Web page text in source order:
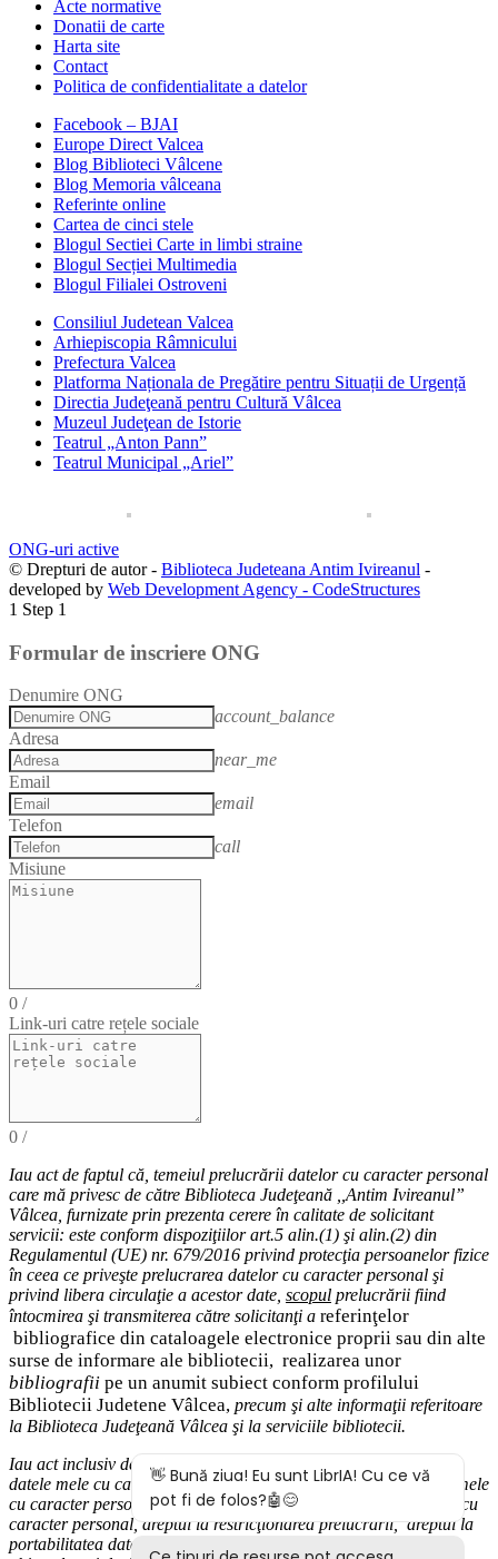
Acte normative
Donatii de carte
Harta site
Contact
Politica de confidentialitate a datelor
Facebook – BJAI
Europe Direct Valcea
Blog Biblioteci Vâlcene
Blog Memoria vâlceana
Referinte online
Cartea de cinci stele
Blogul Sectiei Carte in limbi straine
Blogul Secției Multimedia
Blogul Filialei Ostroveni
Consiliul Judetean Valcea
Arhiepiscopia Râmnicului
Prefectura Valcea
Platforma Naționala de Pregătire pentru Situații de Urgență
Directia Judeţeană pentru Cultură Vâlcea
Muzeul Judeţean de Istorie
Teatrul „Anton Pann”
Teatrul Municipal „Ariel”
ONG-uri active
© Drepturi de autor - Biblioteca Judeteana Antim Ivireanul -
developed by Web Development Agency - CodeStructures
1 Step 1
Formular de inscriere ONG
Denumire ONG
account_balance
Adresa
near_me
Email
email
Telefon
call
Misiune
0 /
Link-uri catre rețele sociale
0 /
Iau act de faptul că, temeiul prelucrării datelor cu caracter personal
care mă privesc de către Biblioteca Judeţeană ,,Antim Ivireanul”
Vâlcea, furnizate prin prezenta cerere în calitate de solicitant
servicii: este conform dispoziţiilor art.5 alin.(1) şi alin.(2) din
Regulamentul (UE) nr. 679/2016 privind protecţia persoanelor fizice
în ceea ce priveşte prelucrarea datelor cu caracter personal şi
privind libera circulaţie a acestor date scopul prelucrării fiind
întocmirea şi transmiterea către solicitanţi a referinţelor
bibliografice din cataloagele electronice proprii sau din alte
surse de informare ale bibliotecii, realizarea unor
bibliografii pe un anumit subiect conform profilului
Bibliotecii Judetene Vâlcea, precum şi alte informaţii referitoare
la Biblioteca Judeţeană Vâlcea şi la serviciile bibliotecii.
Iau act inclusiv de drepturile pe care le am (
datele mele cu caracter personal, dreptul la rectificarea datelor mele
cu caracter personal inexacte, dreptul la ştergere
mele cu
caracter personal, dreptul la restricţionarea prelucrării, dreptul la
portabilitatea datelor